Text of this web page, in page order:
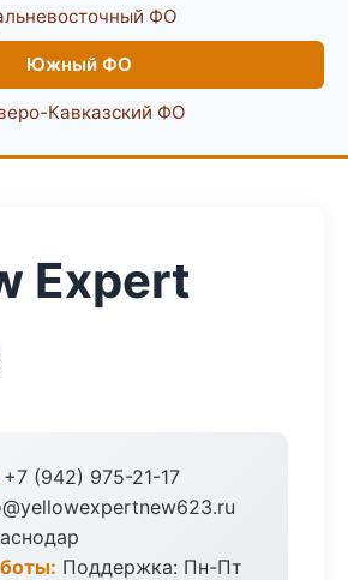
ФО
Южный ФО
Кавказский ФО
Expert
+7 (942) 975-21-17
Поддержка: Пн-Пт